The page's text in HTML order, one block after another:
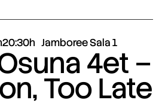
20:30h Jamboree Sala 1
4et –
Too Late